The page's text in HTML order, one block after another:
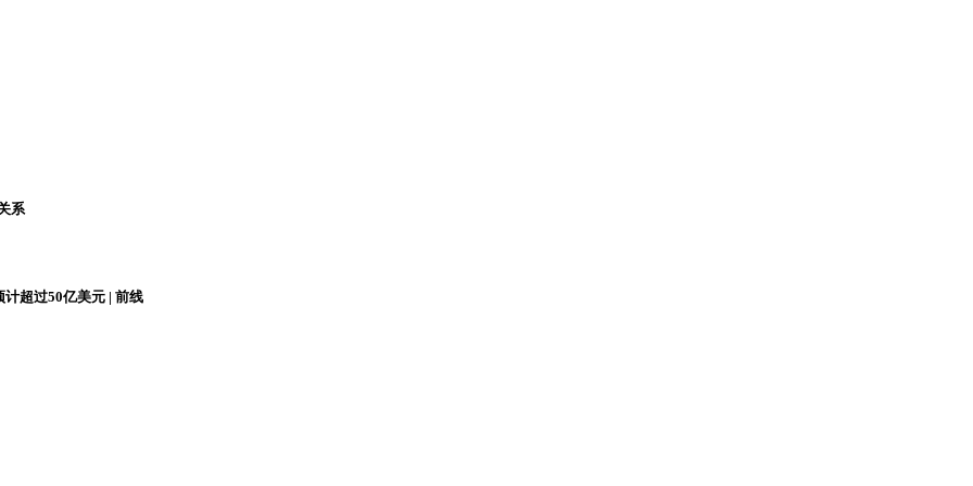
系
超过50亿美元 | 前线